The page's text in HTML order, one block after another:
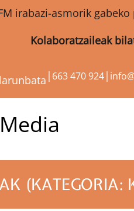
irabazi-asmorik
Kolaboratzaileak
| 663 470 924|
(KATEGORIA: